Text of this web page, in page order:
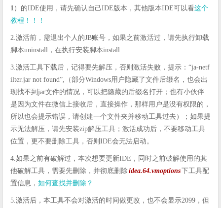
1 ）的IDE使用，请先确认自己IDE版本，其他版本IDE可以看这个
教程！！！
2.激活前，需退出个人的JB账号，如果之前激活过，请先执行卸载
脚本uninstall，在执行安装脚本install
3.激活工具下载后，记得要先解压，否则激活失败，提示：“ja-netf
ilter.jar not found”,（部分Windows用户隐藏了文件后缀名，也会出
现找不到jar文件的情况，可以把隐藏的后缀名打开；也有小伙伴
是因为文件在微信上接收后，直接操作，那样用户是没有权限的，
所以也会提示错误，请创建一个文件夹并移动工具过去）；如果提
示无法解压，请先安装zip解压工具；激活成功后，不要移动工具
位置，更不要删除工具，否则IDE会无法启动。
4.如果之前有破解过，本次想要更新IDE，同时之前破解使用的其
他破解工具，需要先删除，并彻底删除 idea.64.vmoptions下工具配
置信息， 如何查找并删除？
5.激活后，本工具不会对激活的时间做更改，也不会显示2099，但